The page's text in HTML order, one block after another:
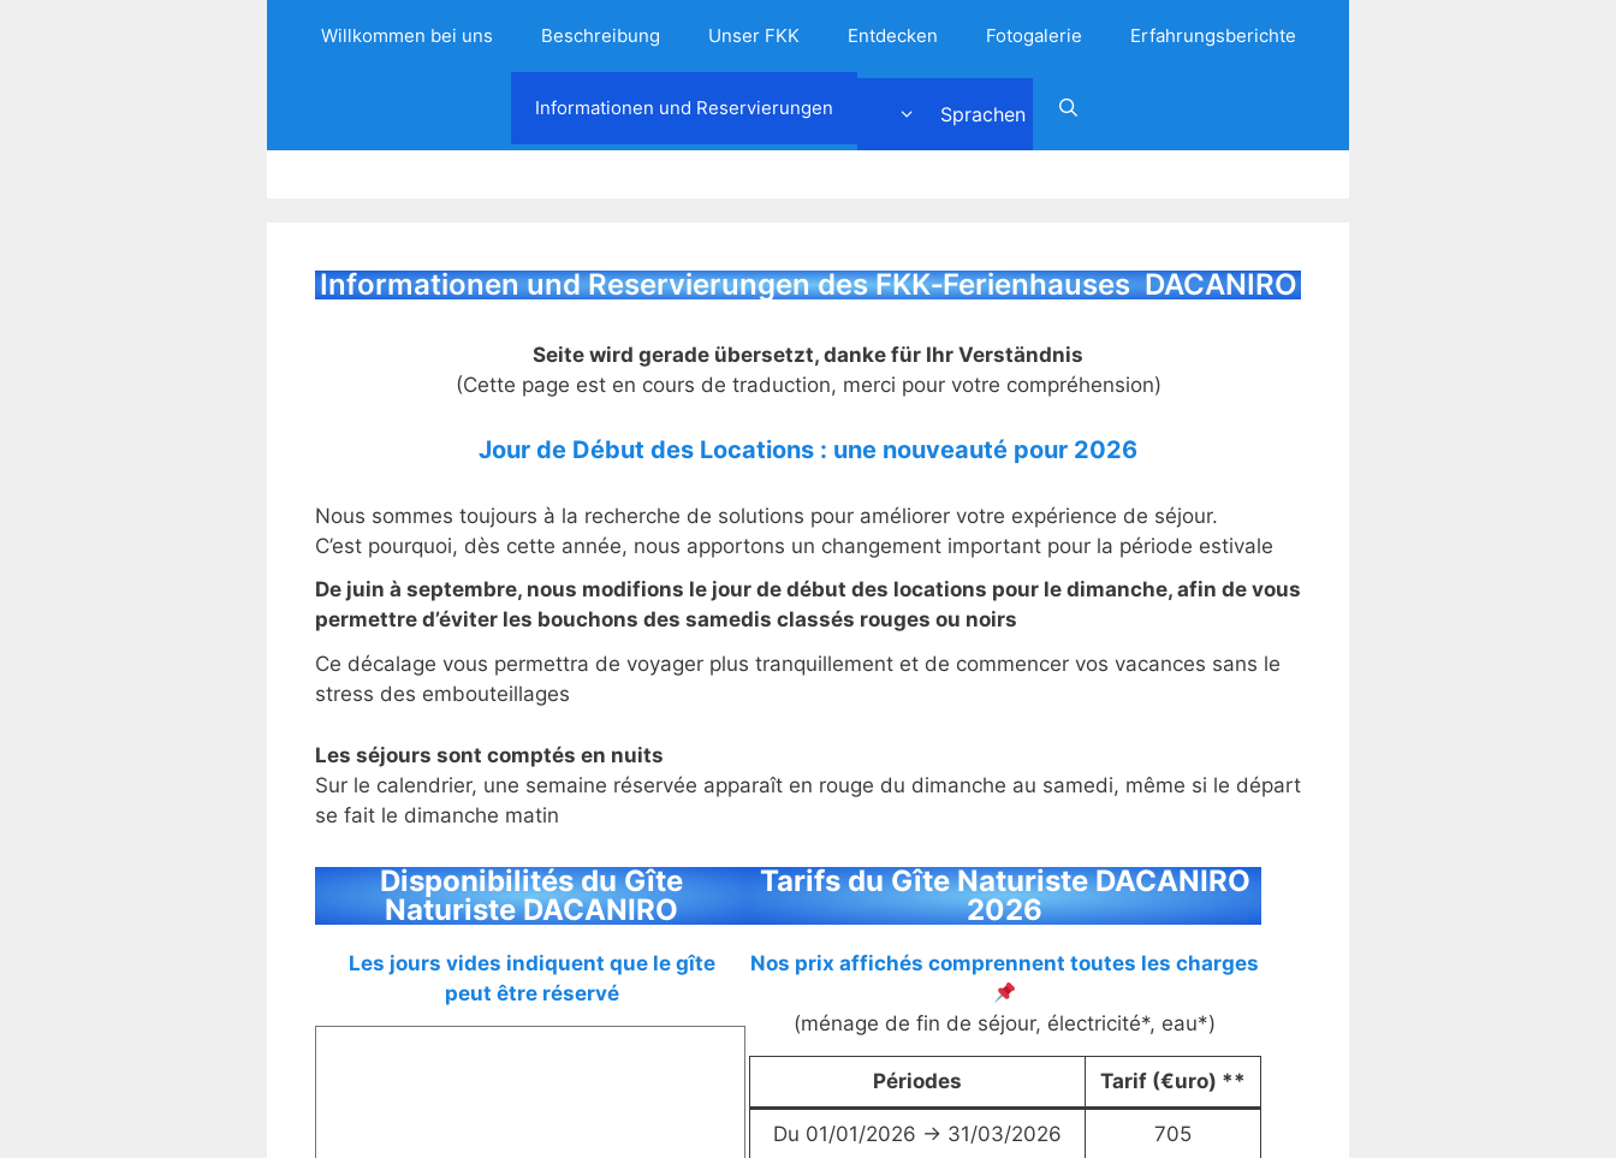
Willkommen bei uns Beschreibung Unser FKK Entdecken Fotogalerie Erfahrungsberichte
Informationen und Reservierungen
Informationen und Reservierungen des FKK‑Ferienhauses DACANIRO
Seite wird gerade übersetzt, danke für Ihr Verständnis
(Cette page est en cours de traduction, merci pour votre compréhension)
Jour de Début des Locations : une nouveauté pour 2026
Nous sommes toujours à la recherche de solutions pour améliorer votre expérience de séjour.
C’est pourquoi, dès cette année, nous apportons un changement important pour la période estivale
De juin à septembre, nous modifions le jour de début des locations pour le dimanche, afin de vous
permettre d’éviter les bouchons des samedis classés rouges ou noirs
Ce décalage vous permettra de voyager plus tranquillement et de commencer vos vacances sans le
stress des embouteillages
Les séjours sont comptés en nuits
Sur le calendrier, une semaine réservée apparaît en rouge du dimanche au samedi, même si le départ
se fait le dimanche matin
Disponibilités du Gîte
Naturiste DACANIRO
Les jours vides indiquent que le gîte
peut être réservé
Tarifs du Gîte Naturiste DACANIRO
2026
Nos prix affichés comprennent toutes les charges
(ménage de fin de séjour, électricité*, eau*)
Périodes Tarif (€uro) **
Du 01/01/2026 → 31/03/2026 705